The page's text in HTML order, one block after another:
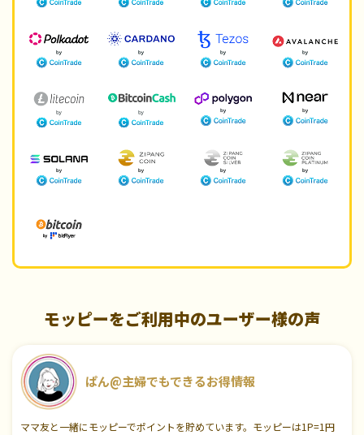
モッピーをご利用中のユーザー様の声
ぱん@主婦でもできるお得情報
ママ友と一緒にモッピーでポイントを貯めています。モッピーは1P=1円